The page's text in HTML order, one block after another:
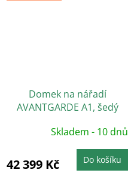
Domek na nářadí
AVANTGARDE A1, šedý
Skladem - 10 dnů
42 399 Kč Do košíku